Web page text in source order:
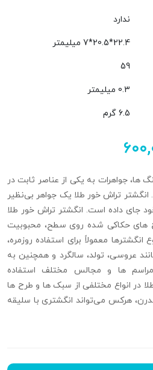
ندارد
22.4*20.5*7 میلیمتر
59
0.3 میلیمتر
6.5 گرم
ها، جواهرات به یکی از عناصر ثابت در
انگشتر تراش خور طلا یک جواهر بی‌نظیر
جای داده است. انگشتر تراش‌ خور طلا
های حکاکی شده روی سطح، محبوبیت
انگشترها معمولاً برای استفاده روزمره،
عروسی، تولد، سالگرد و همچنین به
مراسم‌ ها و مجالس مختلف استفاده
در انواع مختلفی از سبک‌ ها و طرح‌ ها
هرکس می‌تواند انگشتری با سلیقه